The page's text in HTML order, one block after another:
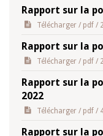
Rapport sur la
Télécharger / pdf /
Rapport sur la
Télécharger / pdf /
Rapport sur la
2022
Télécharger / pdf /
Rapport sur la